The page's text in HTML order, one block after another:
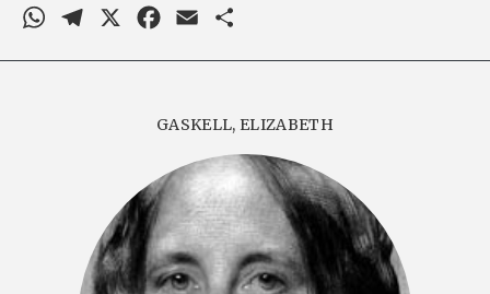
WhatsAppTelegram Facebook
Email
GASKELL, ELIZABETH